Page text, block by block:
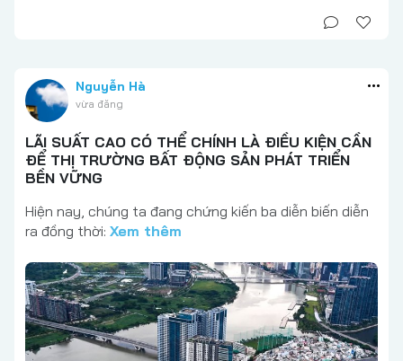
Nguyễn Hà
vừa đăng
LÃI SUẤT CAO CÓ THỂ CHÍNH LÀ ĐIỀU KIỆN CẦN
ĐỂ THỊ TRƯỜNG BẤT ĐỘNG SẢN PHÁT TRIỂN
BỀN VỮNG
Hiện nay, chúng ta đang chứng kiến ba diễn biến diễn
ra đồng thời: Xem thêm